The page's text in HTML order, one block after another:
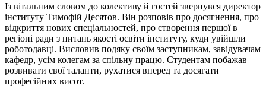
Із вітальним словом до колективу й гостей звернувся директор
інституту Тимофій Десятов. Він розповів про досягнення, про
відкриття нових спеціальностей, про створення першої в
регіоні ради з питань якості освіти інституту, куди увійшли
роботодавці. Висловив подяку своїм заступникам, завідувачам
кафедр, усім колегам за спільну працю. Студентам побажав
розвивати свої таланти, рухатися вперед та досягати
професійних висот.